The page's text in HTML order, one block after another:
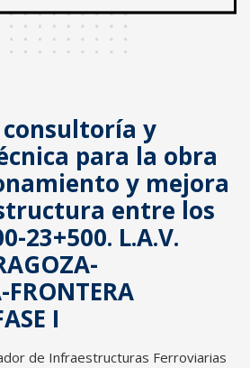
consultoría y
para la obra
y mejora
entre los
23+500. L.A.V.
FRONTERA
I
de Infraestructuras Ferroviarias